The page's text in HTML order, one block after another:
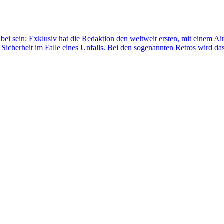
sein: Exklusiv hat die Redaktion den weltweit ersten, mit einem
im Falle eines Unfalls. Bei den sogenannten Retros wird